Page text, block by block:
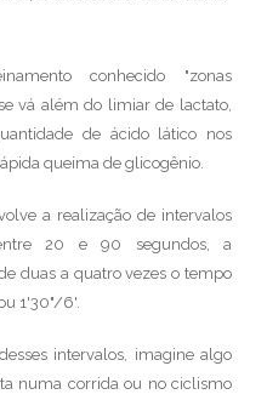
conhecido "zonas
vá além do limiar de lactato,
de ácido lático nos
queima de glicogênio.
a realização de intervalos
20 e 90 segundos, a
duas a quatro vezes o tempo
1'30"/6'.
intervalos, imagine algo
numa corrida ou no ciclismo